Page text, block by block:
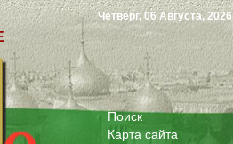
Четверг, 06 Августа, 2026
Поиск
Карта сайта